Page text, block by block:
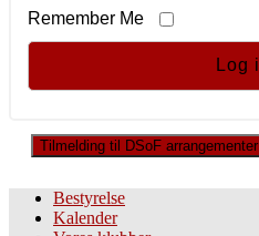
Remember Me
Tilmelding til DSoF arrangementer
Bestyrelse
Kalender